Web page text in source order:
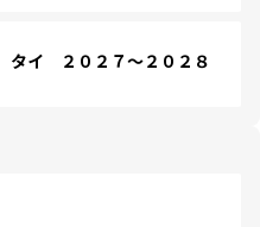
イ ２０２７～２０２８